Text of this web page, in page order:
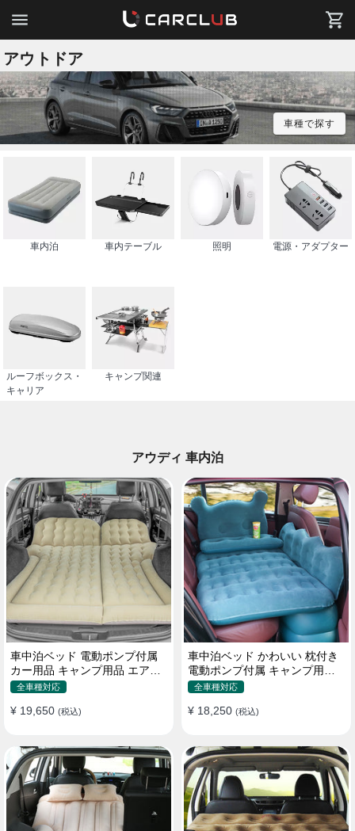
アウトドア
車種で探す
車内泊 車内テーブル 照明 電源・アダプター
ルーフボックス・
キャリア
キャンプ関連
アウディ 車内泊
車中泊ベッド 電動ポンプ付属
カー用品 キャンプ用品 エアー
ベッド SUV車 普通車適用
全車種対応
¥ 19,650 (税込)
車中泊ベッド かわいい 枕付き
電動ポンプ付属 キャンプ用品
全車種対応
¥ 18,250 (税込)